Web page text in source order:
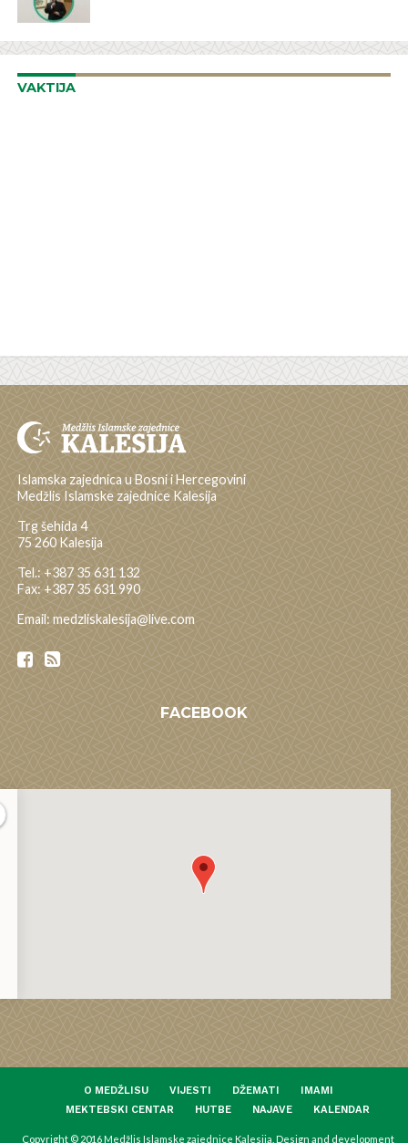
VAKTIJA
Islamska zajednica u Bosni i Hercegovini
Medžlis Islamske zajednice Kalesija
Trg šehida 4
75 260 Kalesija
Tel.: +387 35 631 132
Fax: +387 35 631 990
Email: medzliskalesija@live.com
FACEBOOK
O MEDŽLISU VIJESTI DŽEMATI
IMAMI
MEKTEBSKI CENTAR
HUTBE NAJAVE KALENDAR
Copyright © 2016 Medžlis Islamske zajednice Kalesija. Design and development